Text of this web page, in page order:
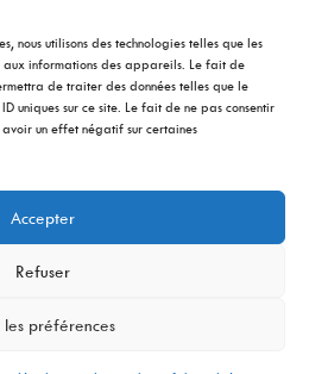
nous utilisons des technologies telles que les
informations des appareils. Le fait de
de traiter des données telles que le
uniques sur ce site. Le fait de ne pas consentir
un effet négatif sur certaines
Accepter
Refuser
les préférences
4.7
TTC
compte